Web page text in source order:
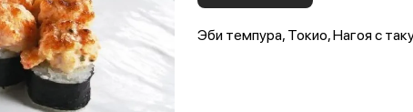
Эби темпура, Токио, Нагоя с